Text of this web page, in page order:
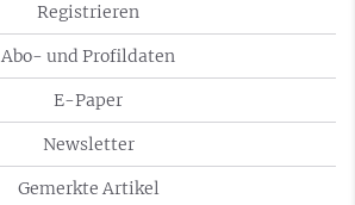
Registrieren
Abo- und Profildaten
E-Paper
Newsletter
Gemerkte Artikel